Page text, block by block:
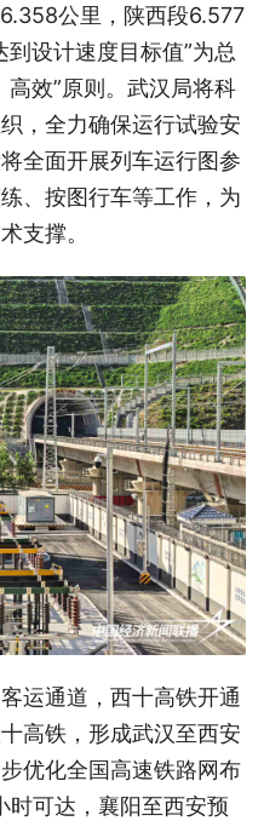
公里，陕西段6.577
设计速度目标值”为总
效”原则。武汉局将科
，全力确保运行试验安
全面开展列车运行图参
、按图行车等工作，为
支撑。
运通道，西十高铁开通
高铁，形成武汉至西安
优化全国高速铁路网布
时可达，襄阳至西安预